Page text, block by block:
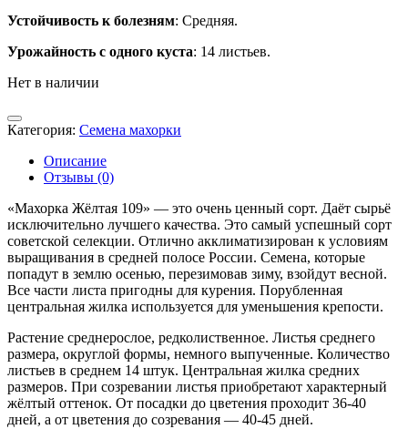
Устойчивость к болезням: Средняя.
Урожайность с одного куста: 14 листьев.
Нет в наличии
Категория: Семена махорки
Описание
Отзывы (0)
«Махорка Жёлтая 109» — это очень ценный сорт. Даёт сырьё
исключительно лучшего качества. Это самый успешный сорт
советской селекции. Отлично акклиматизирован к условиям
выращивания в средней полосе России. Семена, которые
попадут в землю осенью, перезимовав зиму, взойдут весной.
Все части листа пригодны для курения. Порубленная
центральная жилка используется для уменьшения крепости.
Растение среднерослое, редколиственное. Листья среднего
размера, округлой формы, немного выпученные. Количество
листьев в среднем 14 штук. Центральная жилка средних
размеров. При созревании листья приобретают характерный
жёлтый оттенок. От посадки до цветения проходит 36-40
дней, а от цветения до созревания — 40-45 дней.